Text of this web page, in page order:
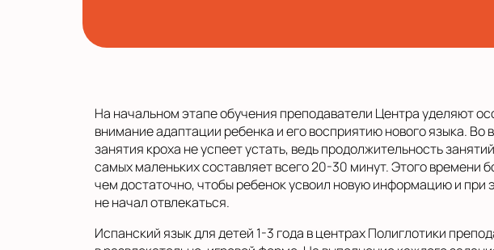
На начальном этапе обучения преподаватели Центра уделяют
внимание адаптации ребенка и его восприятию нового языка. Во
занятия кроха не успеет устать, ведь продолжительность
самых маленьких составляет всего 20-30 минут. Этого времени
чем достаточно, чтобы ребенок усвоил новую информацию и при
не начал отвлекаться.
Испанский язык для детей 1-3 года в центрах Полиглотики